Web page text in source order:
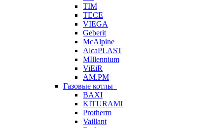
TIM
TECE
VIEGA
Geberit
McAlpine
AlcaPLAST
MIllennium
ViEiR
AM.PM
Газовые котлы
BAXI
KITURAMI
Protherm
Vaillant